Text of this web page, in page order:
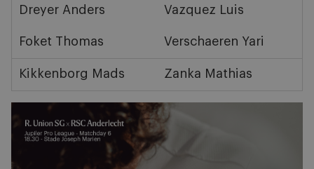
Dreyer Anders Vazquez Luis
Foket Thomas Verschaeren Yari
Kikkenborg Mads Zanka Mathias